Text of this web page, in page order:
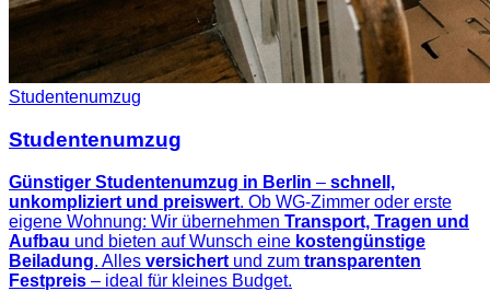
Studentenumzug
Studentenumzug
Günstiger Studentenumzug in Berlin – schnell,
unkompliziert und preiswert. Ob WG-Zimmer oder erste
eigene Wohnung: Wir übernehmen Transport, Tragen und
Aufbau und bieten auf Wunsch eine kostengünstige
Beiladung. Alles versichert und zum transparenten
Festpreis – ideal für kleines Budget.